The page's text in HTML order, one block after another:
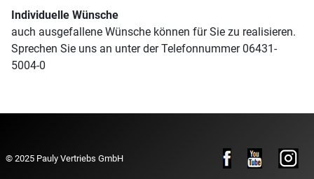
Individuelle Wünsche
auch ausgefallene Wünsche können für Sie zu realisieren.
Sprechen Sie uns an unter der Telefonnummer 06431-
5004-0
© 2025 Pauly Vertriebs GmbH